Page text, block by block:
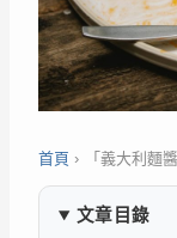
首頁 › 「義大利麵
文章目錄